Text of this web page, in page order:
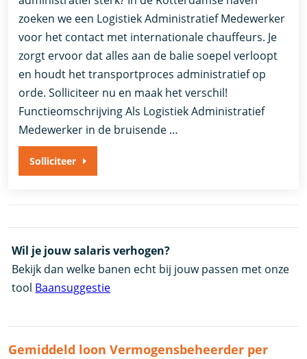
zoeken we een Logistiek Administratief Medewerker
voor het contact met internationale chauffeurs. Je
zorgt ervoor dat alles aan de balie soepel verloopt
en houdt het transportproces administratief op
orde. Solliciteer nu en maak het verschil!
Functieomschrijving Als Logistiek Administratief
Medewerker in de bruisende …
Solliciteer
Wil je jouw salaris verhogen?
Bekijk dan welke banen echt bij jouw passen met onze
tool Baansuggestie
Gemiddeld loon Vermogensbeheerder per